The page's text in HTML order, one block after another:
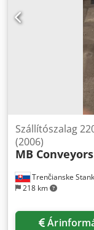
Trenčianske
218 km
Szállítószalag
(2006)
MB Conveyors